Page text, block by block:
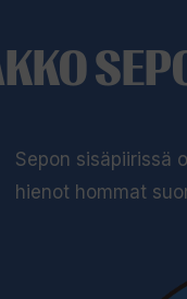
Sepon sisäpiirissä
hienot hommat